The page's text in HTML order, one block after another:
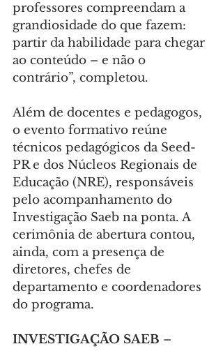
professores compreendam a
grandiosidade do que fazem:
partir da habilidade para chegar
ao conteúdo – e não o
contrário”, completou.
Além de docentes e pedagogos,
o evento formativo reúne
técnicos pedagógicos da Seed-
PR e dos Núcleos Regionais de
Educação (NRE), responsáveis
pelo acompanhamento do
Investigação Saeb na ponta. A
cerimônia de abertura contou,
ainda, com a presença de
diretores, chefes de
departamento e coordenadores
do programa.
INVESTIGAÇÃO SAEB –